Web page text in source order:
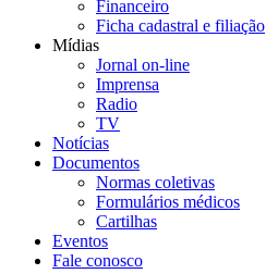
Financeiro
Ficha cadastral e filiação
Mídias
Jornal on-line
Imprensa
Radio
TV
Notícias
Documentos
Normas coletivas
Formulários médicos
Cartilhas
Eventos
Fale conosco